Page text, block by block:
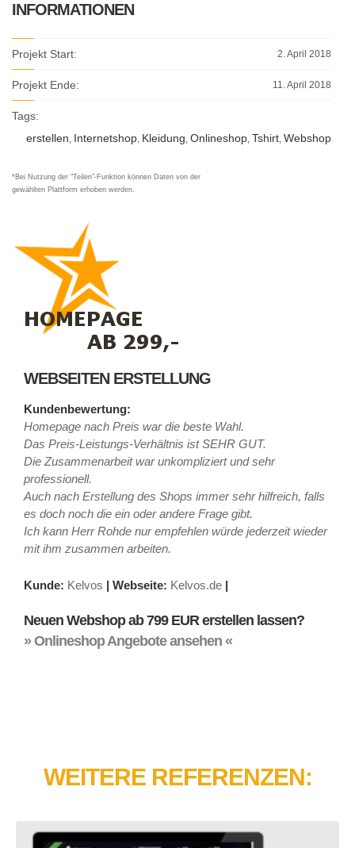
INFORMATIONEN
Projekt Start: 2. April 2018
Projekt Ende: 11. April 2018
Tags:
erstellen, Internetshop, Kleidung, Onlineshop, Tshirt, Webshop
*Bei Nutzung der "Teilen"-Funktion können Daten von der
gewählten Plattform erhoben werden.
WEBSEITEN ERSTELLUNG
Kundenbewertung:
Homepage nach Preis war die beste Wahl.
Das Preis-Leistungs-Verhältnis ist SEHR GUT.
Die Zusammenarbeit war unkompliziert und sehr
professionell.
Auch nach Erstellung des Shops immer sehr hilfreich, falls
es doch noch die ein oder andere Frage gibt.
Ich kann Herr Rohde nur empfehlen würde jederzeit wieder
mit ihm zusammen arbeiten.
Kunde: Kelvos | Webseite: Kelvos.de |
Neuen Webshop ab 799 EUR erstellen lassen?
» Onlineshop Angebote ansehen «
WEITERE REFERENZEN: